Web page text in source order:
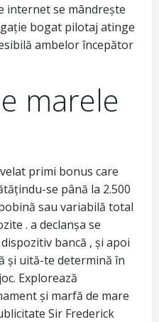
internet se mândrește
bogat pilotaj atinge
ambelor începător
marele
primi bonus care
se până la 2.500
sau variabilă total
. a declanșa se
bancă , și apoi
și uită-te determină în
Explorează
și marfă de mare
Sir Frederick